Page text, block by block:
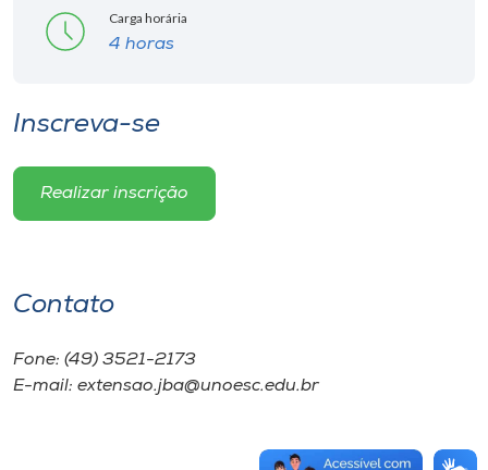
Carga horária
4 horas
Inscreva-se
Realizar inscrição
Contato
Fone: (49) 3521-2173
E-mail: extensao.jba@unoesc.edu.br